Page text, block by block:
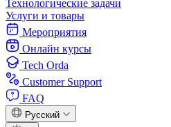
Технологические задачи
Услуги и товары
Мероприятия
Онлайн курсы
Tech Orda
Customer Support
FAQ
Русский